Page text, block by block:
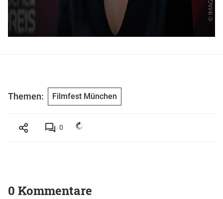
Themen: Filmfest München
0
0 Kommentare